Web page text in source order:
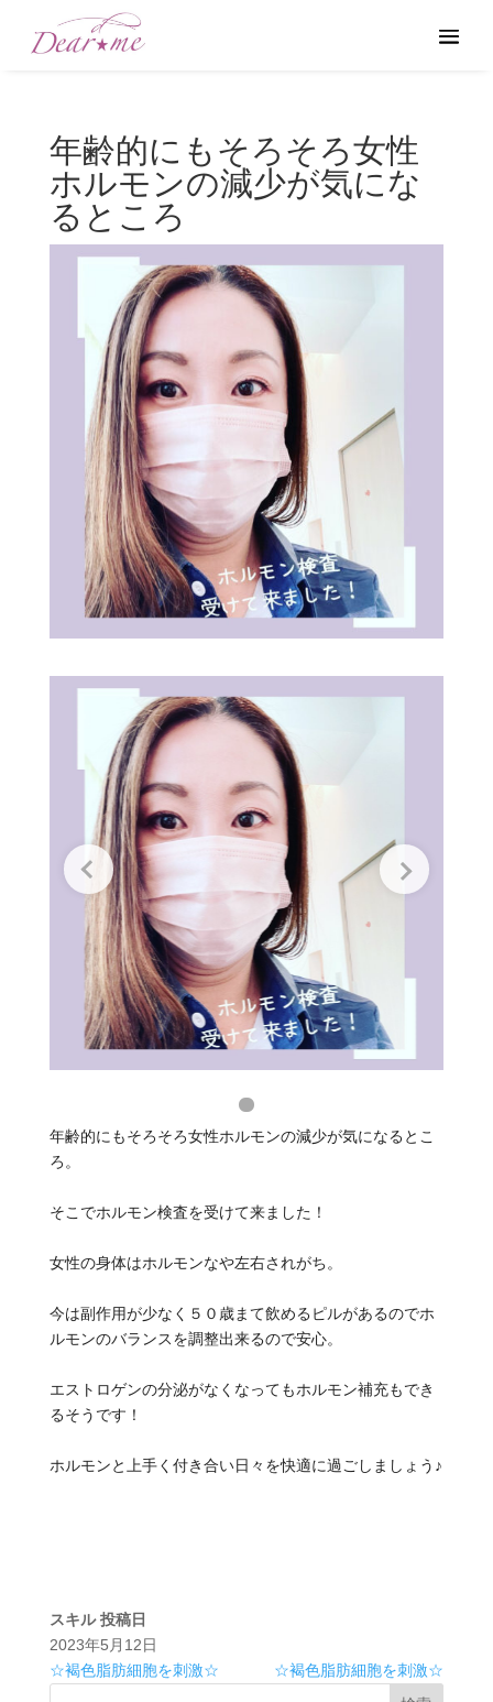
年齢的にもそろそろ女性
ホルモンの減少が気にな
るところ
年齢的にもそろそろ女性ホルモンの減少が気になるとこ
ろ。
そこでホルモン検査を受けて来ました！
女性の身体はホルモンなや左右されがち。
今は副作用が少なく５０歳まて飲めるピルがあるのでホ
ルモンのバランスを調整出来るので安心。
エストロゲンの分泌がなくなってもホルモン補充もでき
るそうです！
ホルモンと上手く付き合い日々を快適に過ごしましょう♪
スキル 投稿日
2023年5月12日
☆褐色脂肪細胞を刺激☆
☆褐色脂肪細胞を刺激☆